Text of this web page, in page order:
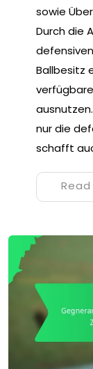
sowie
Durch die
Ballbesitz
nur die
schafft